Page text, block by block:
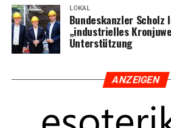
LOKAL
Bun­des­kanz­ler
„indus­tri­el­les
Unterstützung
ANZEI­GEN